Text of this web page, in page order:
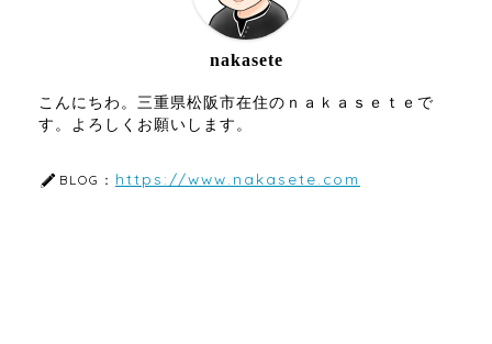
nakasete
こんにちわ。三重県松阪市在住のｎａｋａｓｅｔｅで
す。よろしくお願いします。
BLOG： https://www.nakasete.com